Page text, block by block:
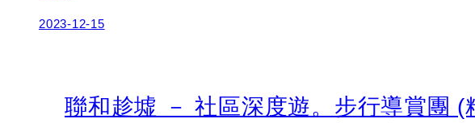
2023-12-15
聯和趁墟 － 社區深度遊。步行導賞團 (